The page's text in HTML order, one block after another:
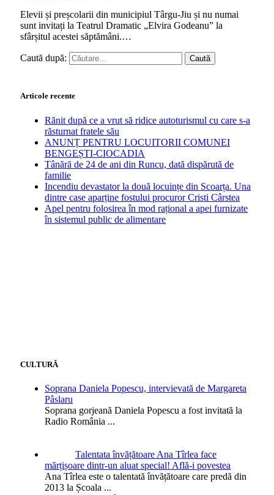
Elevii și preșcolarii din municipiul Târgu-Jiu și nu numai
sunt invitați la Teatrul Dramatic „Elvira Godeanu” la
sfârșitul acestei săptămâni.…
Caută după:
Articole recente
Rănit după ce a vrut să ridice autoturismul cu care s-a
răsturnat fratele său
ANUNȚ PENTRU LOCUITORII COMUNEI
BENGEȘTI-CIOCADIA
Tânără de 24 de ani din Runcu, dată dispărută de
familie
Incendiu devastator la două locuințe din Scoarța. Una
dintre case aparține fostului procuror Cristi Cârstea
Apel pentru folosirea în mod rațional a apei furnizate
în sistemul public de alimentare
CULTURĂ
Soprana Daniela Popescu, intervievată de Margareta
Pâslaru
Soprana gorjeană Daniela Popescu a fost invitată la
Radio România ...
Talentata învățătoare Ana Tîrlea face
mărțișoare dintr-un aluat special! Află-i povestea
Ana Tîrlea este o talentată învățătoare care predă din
2013 la Școala ...